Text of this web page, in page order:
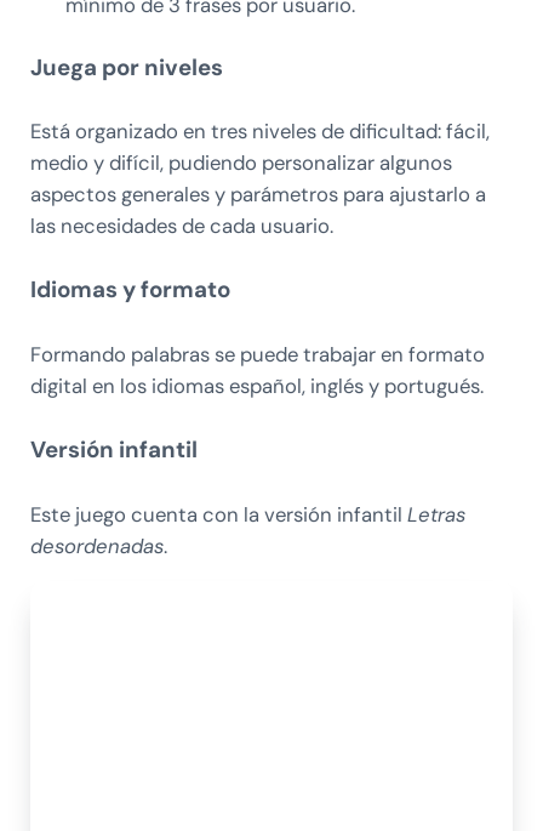
Juega por niveles
Está organizado en tres niveles de dificultad: fácil,
medio y difícil, pudiendo personalizar algunos
aspectos generales y parámetros para ajustarlo a
las necesidades de cada usuario.
Idiomas y formato
Formando palabras se puede trabajar en formato
digital en los idiomas español, inglés y portugués.
Versión infantil
Este juego cuenta con la versión infantil Letras
desordenadas.